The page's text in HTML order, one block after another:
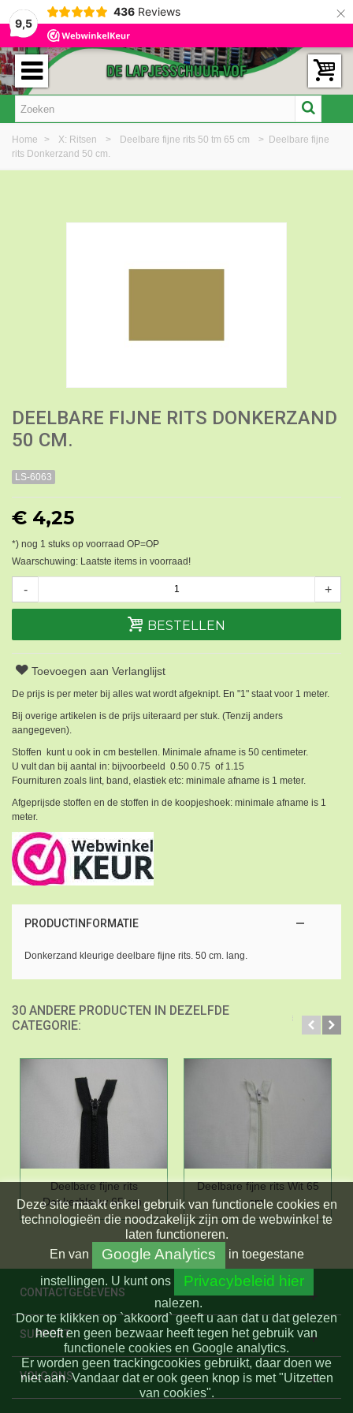
9,5
436 Reviews ×
Home > X: Ritsen > Deelbare fijne rits 50 tm 65 cm > Deelbare fijne
rits Donkerzand 50 cm.
DEELBARE FIJNE RITS DONKERZAND
50 CM.
LS-6063
€ 4,25
*) nog 1 stuks op voorraad OP=OP
Waarschuwing: Laatste items in voorraad!
- +
BESTELLEN
Toevoegen aan Verlanglijst
De prijs is per meter bij alles wat wordt afgeknipt. En "1" staat voor 1 meter.
Bij overige artikelen is de prijs uiteraard per stuk. (Tenzij anders
aangegeven).
Stoffen kunt u ook in cm bestellen. Minimale afname is 50 centimeter.
U vult dan bij aantal in: bijvoorbeeld 0.50 0.75 of 1.15
Fournituren zoals lint, band, elastiek etc: minimale afname is 1 meter.
Afgeprijsde stoffen en de stoffen in de koopjeshoek: minimale afname is 1
meter.
PRODUCTINFORMATIE
Donkerzand kleurige deelbare fijne rits. 50 cm. lang.
30 ANDERE PRODUCTEN IN DEZELFDE
CATEGORIE:
Deelbare fijne rits
Donkerblauw 65 cm.
Deelbare fijne rits Wit 65
cm.
CONTACTGEGEVENS
SUPPORT
VOLG ONS
Deze site maakt enkel gebruik van functionele cookies en
technologieën die noodzakelijk zijn om de webwinkel te
laten functioneren.
En van Google Analytics
in toegestane
instellingen. U kunt ons Privacybeleid hier
nalezen.
Door te klikken op `akkoord` geeft u aan dat u dat gelezen
heeft en geen bezwaar heeft tegen het gebruik van
functionele cookies en Google analytics.
Er worden geen trackingcookies gebruikt, daar doen we
niet aan. Vandaar dat er ook geen knop is met "Uitzetten
van cookies".